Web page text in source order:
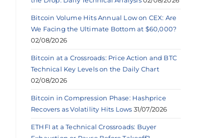
Bitcoin Volume Hits Annual Low on CEX: Are
We Facing the Ultimate Bottom at $60,000?
02/08/2026
Bitcoin at a Crossroads: Price Action and BTC
Technical Key Levels on the Daily Chart
02/08/2026
Bitcoin in Compression Phase: Hashprice
Recovers as Volatility Hits Lows 31/07/2026
ETHFI at a Technical Crossroads: Buyer